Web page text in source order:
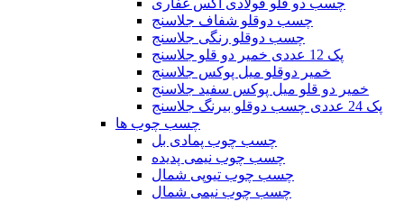
چسب دو قلو فولادی اُکس غفاری
چسب دوقلو شفاف جلاسنج
چسب دوقلو رنگی جلاسنج
پک 12 عددی خمیر دو قلو جلاسنج
خمیر دوقلو میل پوکس جلاسنج
خمیر دو قلو میل پوکس سفید جلاسنج
پک 24 عددی چسب دوقلو بیرنگ جلاسنج
چسب چوب ها
چسب چوب پمادی بل
چسب چوب نیمی پدیده
چسب چوب تیوپی شمال
چسب چوب نیمی شمال